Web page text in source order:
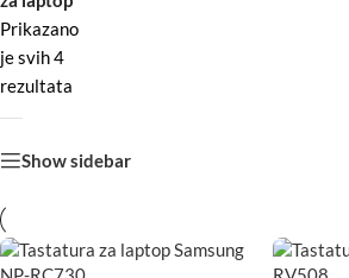
Prikazano
je svih 4
rezultata
Show sidebar